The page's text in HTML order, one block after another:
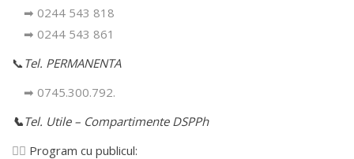
➡ 0244 543 818
➡ 0244 543 861
📞 Tel. PERMANENTA
➡ 0745.300.792.
📞Tel. Utile – Compartimente DSPPh
👩‍⚕️ Program cu publicul: